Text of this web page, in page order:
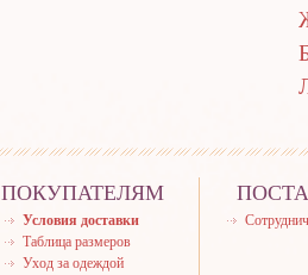
ПОКУПАТЕЛЯМ
Условия доставки
Таблица размеров
Уход за одеждой